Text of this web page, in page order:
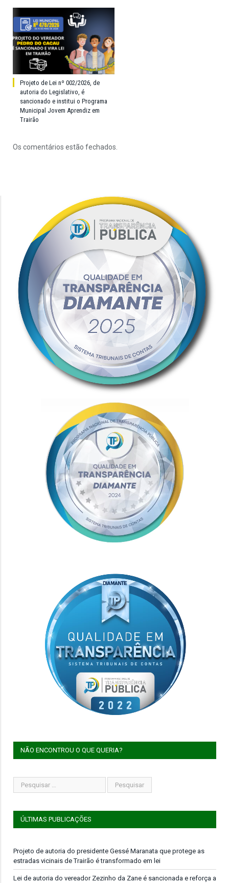
Projeto de Lei nº 002/2026, de
autoria do Legislativo, é
sancionado e institui o Programa
Municipal Jovem Aprendiz em
Trairão
Os comentários estão fechados.
NÃO ENCONTROU O QUE QUERIA?
ÚLTIMAS PUBLICAÇÕES
Projeto de autoria do presidente Gessé Maranata que protege as
estradas vicinais de Trairão é transformado em lei
Lei de autoria do vereador Zezinho da Zane é sancionada e reforça a